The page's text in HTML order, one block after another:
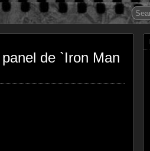
de `Iron Man